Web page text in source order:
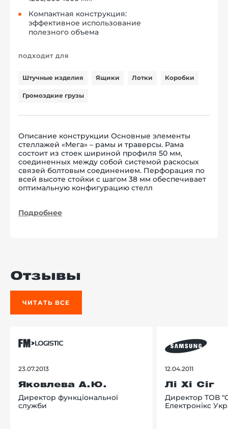
Компактная конструкция:
эффективное использование
полезного объема
ПОДХОДИТ ДЛЯ
Штучные изделия Ящики Лотки Коробки
Громоздкие грузы
Описание конструкции Основные элементы
стеллажей «Мега» – рамы и траверсы. Рама
состоит из стоек шириной профиля 50 мм,
соединенных между собой системой раскосых
связей болтовым соединением. Перфорация по
всей высоте стойки с шагом 38 мм обеспечивает
оптимальную конфигурацию стелл
Подробнее
Отзывы
ЧИТАТЬ ВСЕ
23.07.2013
Яковлева А.Ю.
Директор функціональної
служби
12.04.2011
Лі Хі Сіг
Директор ТОВ
Електронікс